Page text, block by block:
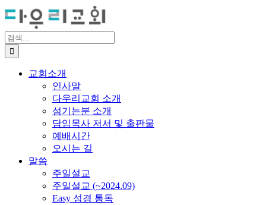
Skip
to
content
검
색
...
교회소개
인사말
다우리교회 소개
섬기는분 소개
담임목사 저서 및 출판물
예배시간
오시는 길
말씀
주일설교
주일설교 (~2024.09)
Easy 성경 통독